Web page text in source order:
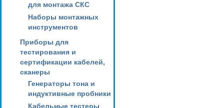
для монтажа СКС
Наборы монтажных
инструментов
Приборы для
тестирования и
сертификации кабелей,
сканеры
Генераторы тона и
индуктивные пробники
Кабельные тестеры